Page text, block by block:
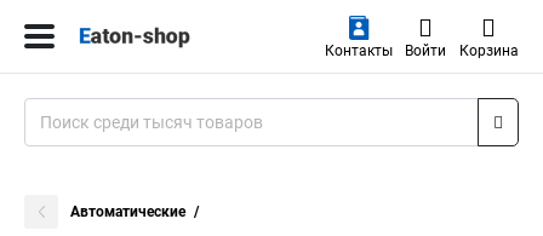
Контакты Войти Корзина
Автоматические